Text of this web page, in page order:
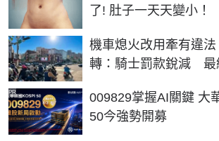
了! 肚子一天天變小！
機車熄火改用牽有違
轉：騎士罰款銳減 最
009829掌握AI關鍵 大
50今強勢開募
PR